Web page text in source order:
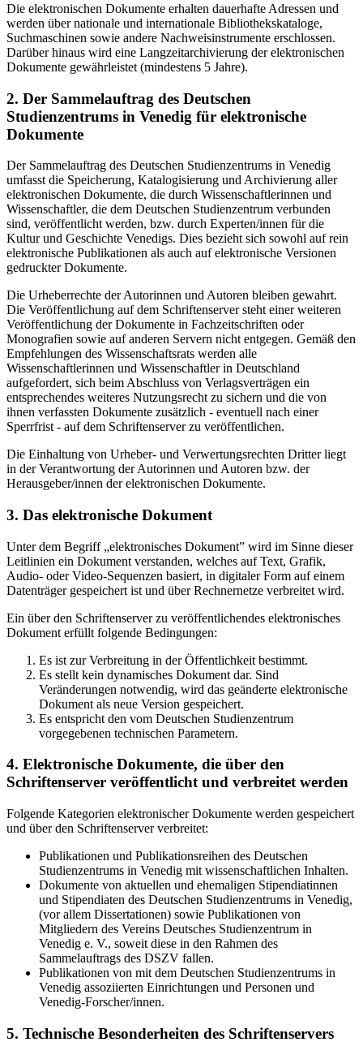
Die elektronischen Dokumente erhalten dauerhafte Adressen und
werden über nationale und internationale Bibliothekskataloge,
Suchmaschinen sowie andere Nachweisinstrumente erschlossen.
Darüber hinaus wird eine Langzeitarchivierung der elektronischen
Dokumente gewährleistet (mindestens 5 Jahre).
2. Der Sammelauftrag des Deutschen
Studienzentrums in Venedig für elektronische
Dokumente
Der Sammelauftrag des Deutschen Studienzentrums in Venedig
umfasst die Speicherung, Katalogisierung und Archivierung aller
elektronischen Dokumente, die durch Wissenschaftlerinnen und
Wissenschaftler, die dem Deutschen Studienzentrum verbunden
sind, veröffentlicht werden, bzw. durch Experten/innen für die
Kultur und Geschichte Venedigs. Dies bezieht sich sowohl auf rein
elektronische Publikationen als auch auf elektronische Versionen
gedruckter Dokumente.
Die Urheberrechte der Autorinnen und Autoren bleiben gewahrt.
Die Veröffentlichung auf dem Schriftenserver steht einer weiteren
Veröffentlichung der Dokumente in Fachzeitschriften oder
Monografien sowie auf anderen Servern nicht entgegen. Gemäß den
Empfehlungen des Wissenschaftsrats werden alle
Wissenschaftlerinnen und Wissenschaftler in Deutschland
aufgefordert, sich beim Abschluss von Verlagsverträgen ein
entsprechendes weiteres Nutzungsrecht zu sichern und die von
ihnen verfassten Dokumente zusätzlich - eventuell nach einer
Sperrfrist - auf dem Schriftenserver zu veröffentlichen.
Die Einhaltung von Urheber- und Verwertungsrechten Dritter liegt
in der Verantwortung der Autorinnen und Autoren bzw. der
Herausgeber/innen der elektronischen Dokumente.
3. Das elektronische Dokument
Unter dem Begriff „elektronisches Dokument” wird im Sinne dieser
Leitlinien ein Dokument verstanden, welches auf Text, Grafik,
Audio- oder Video-Sequenzen basiert, in digitaler Form auf einem
Datenträger gespeichert ist und über Rechnernetze verbreitet wird.
Ein über den Schriftenserver zu veröffentlichendes elektronisches
Dokument erfüllt folgende Bedingungen:
Es ist zur Verbreitung in der Öffentlichkeit bestimmt.
Es stellt kein dynamisches Dokument dar. Sind
Veränderungen notwendig, wird das geänderte elektronische
Dokument als neue Version gespeichert.
Es entspricht den vom Deutschen Studienzentrum
vorgegebenen technischen Parametern.
4. Elektronische Dokumente, die über den
Schriftenserver veröffentlicht und verbreitet werden
Folgende Kategorien elektronischer Dokumente werden gespeichert
und über den Schriftenserver verbreitet:
Publikationen und Publikationsreihen des Deutschen
Studienzentrums in Venedig mit wissenschaftlichen Inhalten.
Dokumente von aktuellen und ehemaligen Stipendiatinnen
und Stipendiaten des Deutschen Studienzentrums in Venedig,
(vor allem Dissertationen) sowie Publikationen von
Mitgliedern des Vereins Deutsches Studienzentrum in
Venedig e. V., soweit diese in den Rahmen des
Sammelauftrags des DSZV fallen.
Publikationen von mit dem Deutschen Studienzentrums in
Venedig assoziierten Einrichtungen und Personen und
Venedig-Forscher/innen.
5. Technische Besonderheiten des Schriftenservers